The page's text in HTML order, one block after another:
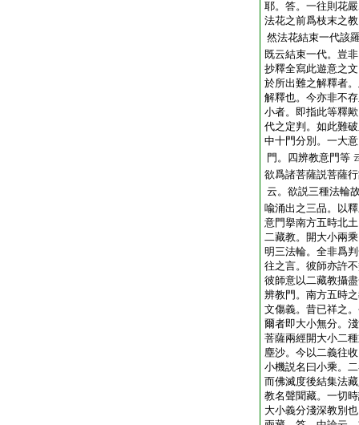
耶。答。一往則花
法花之前爲枝末之
然法花結束一代該
既云結束一代。豈
抄釋全寫此遊意之
於所出難之解釋者
解釋也。今亦非不
小者。即指此等釋
代之定判。如此難
中十門分別。一大
門。四辨教意門等
欲爲諸菩薩説菩薩
云。欲説三種法輪
喩涌出之三品。以
意門擧南方五時北
二藏教。開大小兩
明三法輪。全非爲
往之言。彼師亦許
彼師意以二藏教攝
辨教門。南方五時
文傷義。昔已祥之
爾者即大小無分。
菩薩兩經開大小二
塵沙。今以二義往
小機説名曰小乘。
而佛滅度後結集法
教名聲聞藏。一切
大小義分淺深教別